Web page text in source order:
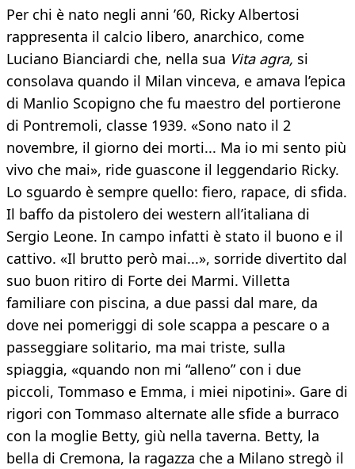
Per chi è nato negli anni ’60, Ricky Albertosi
rappresenta il calcio libero, anarchico, come
Luciano Bianciardi che, nella sua Vita agra, si
consolava quando il Milan vinceva, e amava l’epica
di Manlio Scopigno che fu maestro del portierone
di Pontremoli, classe 1939. «Sono nato il 2
novembre, il giorno dei morti... Ma io mi sento più
vivo che mai», ride guascone il leggendario Ricky.
Lo sguardo è sempre quello: fiero, rapace, di sfida.
Il baffo da pistolero dei western all’italiana di
Sergio Leone. In campo infatti è stato il buono e il
cattivo. «Il brutto però mai...», sorride divertito dal
suo buon ritiro di Forte dei Marmi. Villetta
familiare con piscina, a due passi dal mare, da
dove nei pomeriggi di sole scappa a pescare o a
passeggiare solitario, ma mai triste, sulla
spiaggia, «quando non mi “alleno” con i due
piccoli, Tommaso e Emma, i miei nipotini». Gare di
rigori con Tommaso alternate alle sfide a burraco
con la moglie Betty, giù nella taverna. Betty, la
bella di Cremona, la ragazza che a Milano stregò il